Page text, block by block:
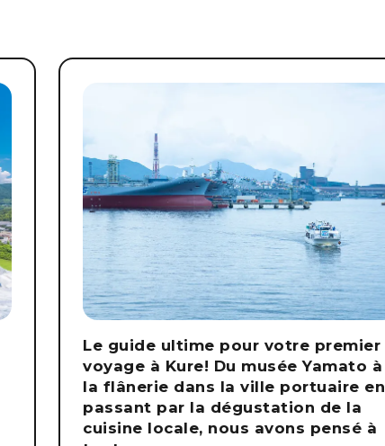
Le guide ultime pour votre premier
voyage à Kure! Du musée Yamato à
la flânerie dans la ville portuaire en
passant par la dégustation de la
cuisine locale, nous avons pensé à